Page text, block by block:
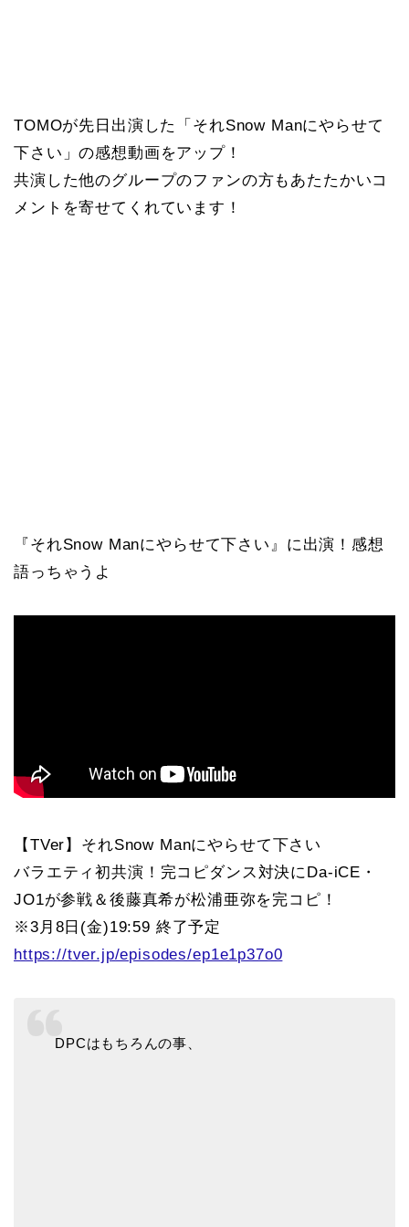
TOMOが先日出演した「それSnow Manにやらせて
下さい」の感想動画をアップ！
共演した他のグループのファンの方もあたたかいコ
メントを寄せてくれています！
『それSnow Manにやらせて下さい』に出演！感想
語っちゃうよ
【TVer】それSnow Manにやらせて下さい
バラエティ初共演！完コピダンス対決にDa-iCE・
JO1が参戦＆後藤真希が松浦亜弥を完コピ！
※3月8日(金)19:59 終了予定
https://tver.jp/episodes/ep1e1p37o0
DPCはもちろんの事、